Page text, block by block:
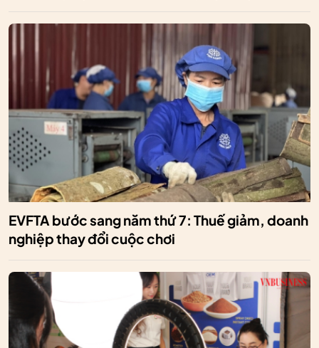
EVFTA bước sang năm thứ 7: Thuế giảm, doanh
nghiệp thay đổi cuộc chơi